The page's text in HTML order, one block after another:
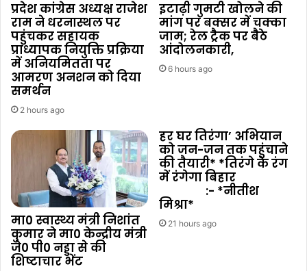
प्रदेश कांग्रेस अध्यक्ष राजेश
राम ने धरनास्थल पर
पहुंचकर सहायक
प्राध्यापक नियुक्ति प्रक्रिया
में अनियमितता पर
आमरण अनशन को दिया
समर्थन
2 hours ago
इटाढ़ी गुमटी खोलने की
मांग पर बक्सर में चक्का
जाम; रेल ट्रैक पर बैठे
आंदोलनकारी,
6 hours ago
मा0 स्वास्थ्य मंत्री निशांत
कुमार ने मा0 केन्द्रीय मंत्री
जे0 पी0 नड्डा से की
शिष्टाचार भेंट
हर घर तिरंगा’ अभियान
को जन-जन तक पहुंचाने
की तैयारी* *तिरंगे के रंग
में रंगेगा बिहार
:- *नीतीश
मिश्रा*
21 hours ago